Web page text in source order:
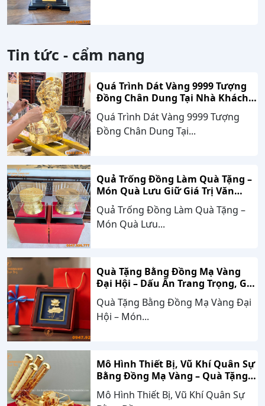
Tin tức - cẩm nang
Quá Trình Dát Vàng 9999 Tượng
Đồng Chân Dung Tại Nhà Khách
Hàng Nghệ An
Quá Trình Dát Vàng 9999 Tượng
Đồng Chân Dung Tại...
Quả Trống Đồng Làm Quà Tặng –
Món Quà Lưu Giữ Giá Trị Văn
Hóa, Gắn Kết Thành Công
Quả Trống Đồng Làm Quà Tặng –
Món Quà Lưu...
Quà Tặng Bằng Đồng Mạ Vàng
Đại Hội – Dấu Ấn Trang Trọng, Giá
Trị Bền Vững Theo Thời Gian
Quà Tặng Bằng Đồng Mạ Vàng Đại
Hội – Món...
Mô Hình Thiết Bị, Vũ Khí Quân Sự
Bằng Đồng Mạ Vàng – Quà Tặng
Cao Cấp Mang Dấu Ấn Sức Mạnh
Và Niềm Tự Hào Dân Tộc
Mô Hình Thiết Bị, Vũ Khí Quân Sự